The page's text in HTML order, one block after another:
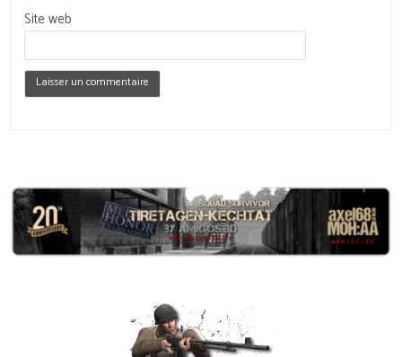
Site web